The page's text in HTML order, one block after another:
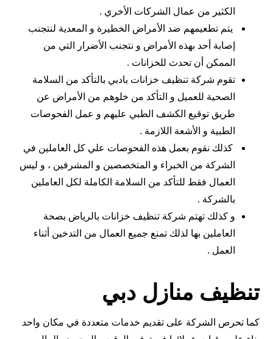
الكثير من عمال الشركات الأخري .
يتم تطعيمهم ضد الأمراض الخطيرة و المعدية لنتجنب
إصابة أحد بهذه الأمراض و نتجنب الأضرار التي من
الممكن أن تحدث للخزانات .
تقوم شركة تنظيف خزانات بادبي بالتأكد من السلامة
الصحية للعميل و التأكد من خلوهم من الأمراض عن
طريق توقيع الكشف الطبي عليهم و عمل الفحوصات
الطبية و الأشعة اللازمة .
كذلك نقوم بعمل هذه الفحوصات علي كل العاملين في
الشركة من الخبراء و المتخصصين و المشرفين ، و ليس
العمال فقط للتأكد من السلامة الكاملة لكل العاملين
بالشركة .
و كذلك تهتم شركة تنظيف خزانات بالرياض بصحة
العاملين بها لذلك تمنع جميع العمال من التدخين أثناء
العمل .
تنظيف منازل دبي
كما تحرص الشركة على تقديم خدمات متعددة في مكان واحد